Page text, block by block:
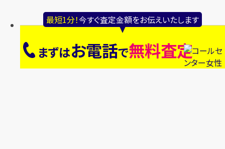
最短1分！今すぐ査定金額をお伝えいたします
まずはお電話で無料査定